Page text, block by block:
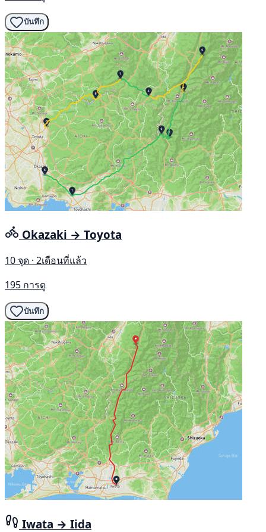
บันทึก
Okazaki → Toyota
10 จุด · 2เดือนที่แล้ว
195 การดู
บันทึก
Iwata → Iida